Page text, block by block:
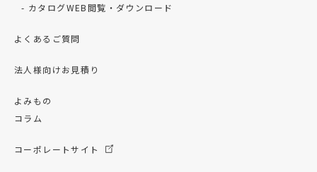
カタログWEB閲覧・ダウンロード
よくあるご質問
法人様向けお見積り
よみもの
コラム
コーポレートサイト